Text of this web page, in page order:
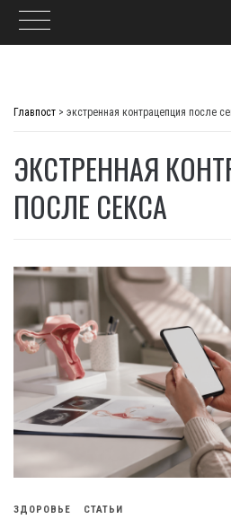
Главпост > экстренная контрацепция после
ЭКСТРЕННАЯ
ПОСЛЕ СЕКСА
ЗДОРОВЬЕ СТАТЬИ